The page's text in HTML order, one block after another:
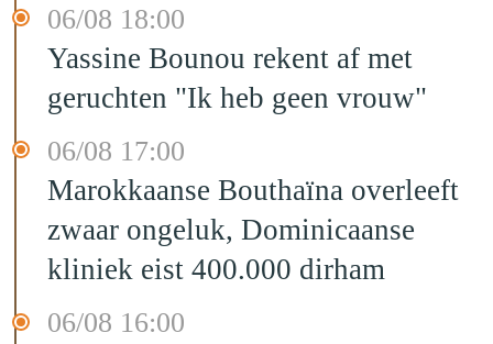
06/08 18:00
Yassine Bounou rekent af met
geruchten "Ik heb geen vrouw"
06/08 17:00
Marokkaanse Bouthaïna overleeft
zwaar ongeluk, Dominicaanse
kliniek eist 400.000 dirham
06/08 16:00